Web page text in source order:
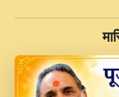
II Swami
JINU
Pawan ji 20-11-
PRABHU